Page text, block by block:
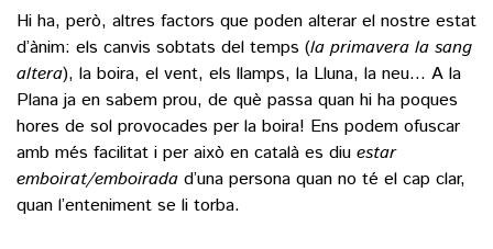
LLIBRES
CALAIX
VEURE TOTES
FOTOGALERIES
9MAGAZÍN
AGENDA
BLOGOSFERA
Hi ha, però, altres factors que poden alterar el nostre estat
d’ànim: els canvis sobtats del temps (la primavera la sang
altera), la boira, el vent, els llamps, la Lluna, la neu… A la
Plana ja en sabem prou, de què passa quan hi ha poques
hores de sol provocades per la boira! Ens podem ofuscar
amb més facilitat i per això en català es diu estar
emboirat/emboirada d’una persona quan no té el cap clar,
quan l’enteniment se li torba.